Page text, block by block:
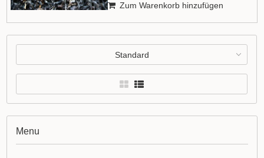
Zum Warenkorb hinzufügen
Standard
Menu